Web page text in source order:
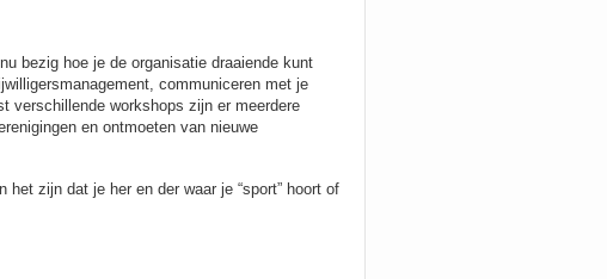
bezig hoe je de organisatie draaiende kunt
communiceren met je
verschillende workshops zijn er meerdere
en ontmoeten van nieuwe
zijn dat je her en der waar je “sport” hoort of